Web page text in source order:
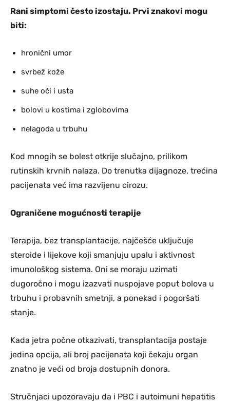
Rani simptomi često izostaju. Prvi znakovi mogu
biti:
hronični umor
svrbež kože
suhe oči i usta
bolovi u kostima i zglobovima
nelagoda u trbuhu
Kod mnogih se bolest otkrije slučajno, prilikom
rutinskih krvnih nalaza. Do trenutka dijagnoze, trećina
pacijenata već ima razvijenu cirozu.
Ograničene mogućnosti terapije
Terapija, bez transplantacije, najčešće uključuje
steroide i lijekove koji smanjuju upalu i aktivnost
imunološkog sistema. Oni se moraju uzimati
dugoročno i mogu izazvati nuspojave poput bolova u
trbuhu i probavnih smetnji, a ponekad i pogoršati
stanje.
Kada jetra počne otkazivati, transplantacija postaje
jedina opcija, ali broj pacijenata koji čekaju organ
znatno je veći od broja dostupnih donora.
Stručnjaci upozoravaju da i PBC i autoimuni hepatitis